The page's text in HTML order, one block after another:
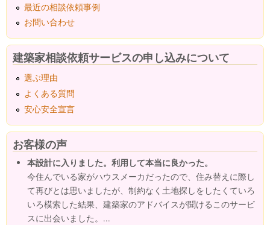
最近の相談依頼事例
お問い合わせ
建築家相談依頼サービスの申し込みについて
選ぶ理由
よくある質問
安心安全宣言
お客様の声
本設計に入りました。利用して本当に良かった。
今住んでいる家がハウスメーカだったので、住み替えに際し
て再びとは思いましたが、制約なく土地探しをしたくていろ
いろ模索した結果、建築家のアドバイスが聞けるこのサービ
スに出会いました。...